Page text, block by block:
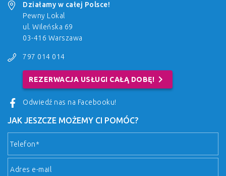
Działamy w całej Polsce!
Pewny Lokal
ul. Wileńska 69
03-416 Warszawa
797 014 014
REZERWACJA USŁUGI CAŁĄ DOBĘ! chevron_right
Odwiedź nas na Facebooku!
JAK JESZCZE MOŻEMY CI POMÓC?